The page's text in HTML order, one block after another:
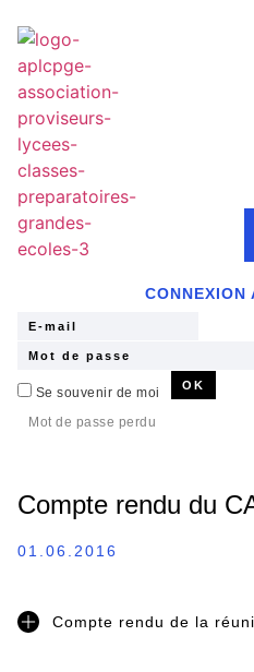
CONNEXION
Se souvenir de moi
Mot de passe perdu
Compte rendu du
01.06.2016
Compte rendu de la